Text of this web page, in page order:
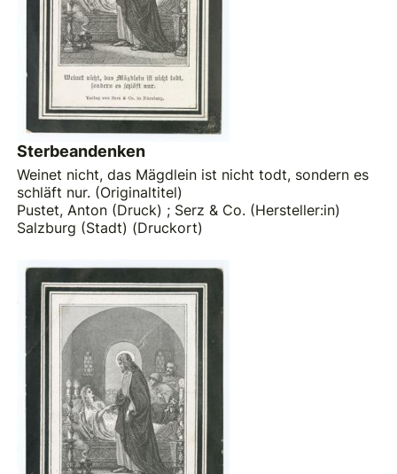
Sterbeandenken
Weinet nicht, das Mägdlein ist nicht todt, sondern es
schläft nur. (Originaltitel)
Pustet, Anton (Druck) ; Serz & Co. (Hersteller:in)
Salzburg (Stadt) (Druckort)